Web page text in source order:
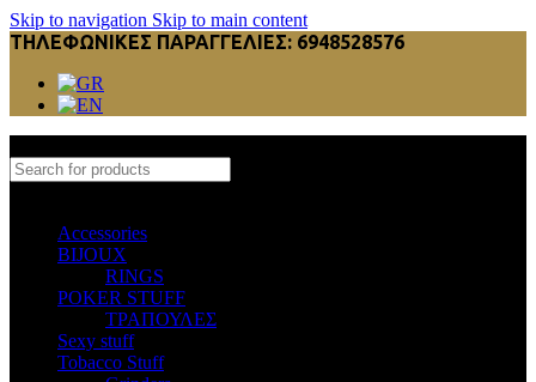
Skip to navigation Skip to main content
ΤΗΛΕΦΩΝΙΚΕΣ ΠΑΡΑΓΓΕΛΙΕΣ: 6948528576
Accessories
BIJOUX
RINGS
POKER STUFF
ΤΡΑΠΟΥΛΕΣ
Sexy stuff
Tobacco Stuff